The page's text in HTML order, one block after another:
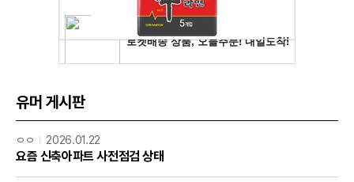
유머 게시판
ㅇㅇ 2026.01.22
요즘 신축아파트 사전점검 상태